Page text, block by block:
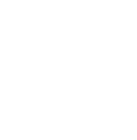
Marvel vaut-il le
unanimes
casting, bande-
suite, séances,
mort l'acteur Chadwick